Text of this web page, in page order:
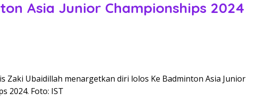
Asia Junior Championships 2024
Zaki Ubaidillah menargetkan diri lolos Ke Badminton Asia Junior
2024. Foto: IST